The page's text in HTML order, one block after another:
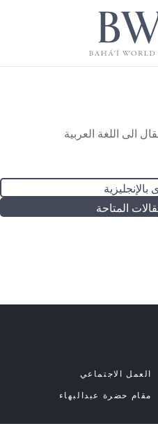
الى اللغة العربية
بالإنجليزية
المتاحة
العمل الاجتماعي
مقام حضرة عبدالبهاء